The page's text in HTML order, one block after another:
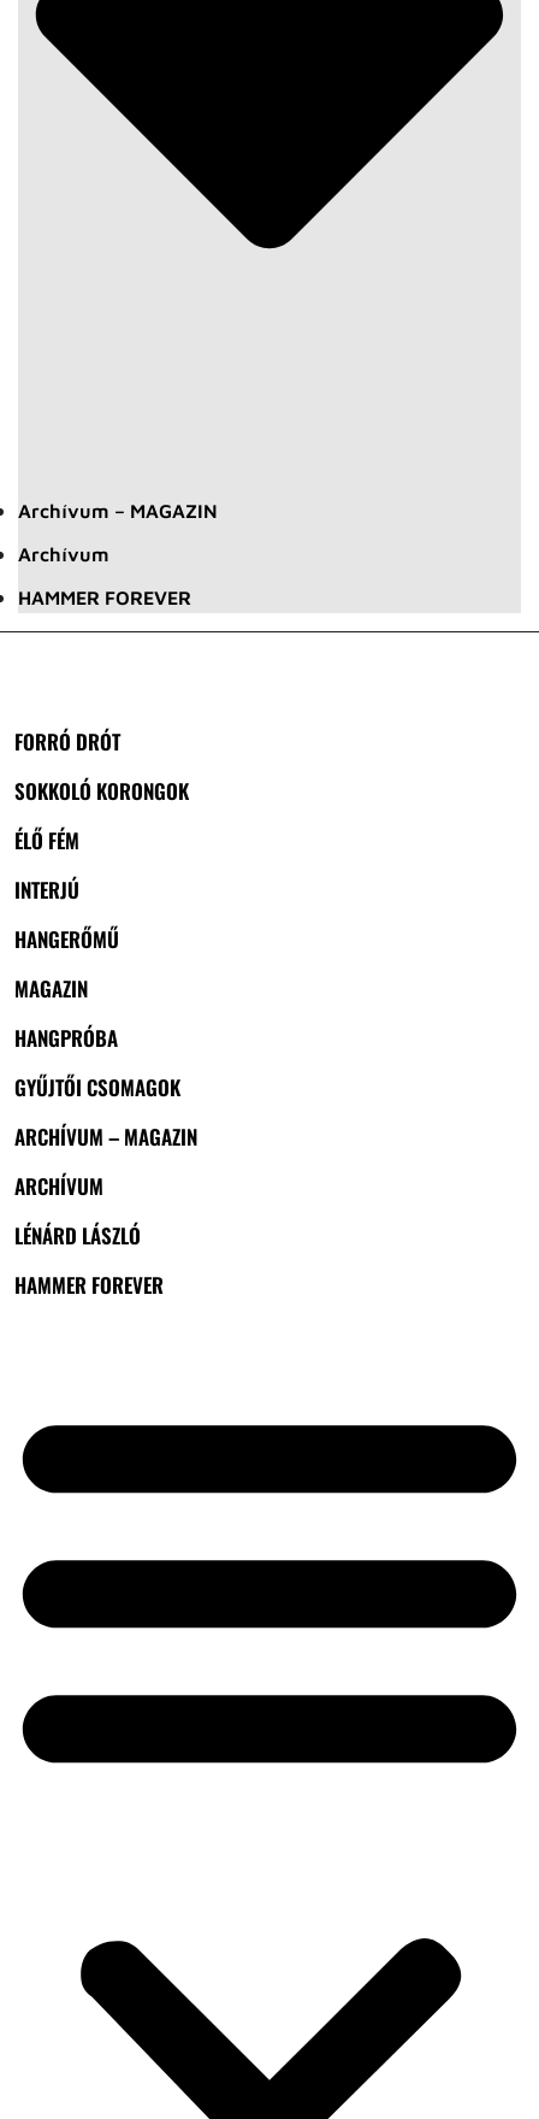
Archívum – MAGAZIN
Archívum
HAMMER FOREVER
FORRÓ DRÓT
SOKKOLÓ KORONGOK
ÉLŐ FÉM
INTERJÚ
HANGERŐMŰ
MAGAZIN
HANGPRÓBA
GYŰJTŐI CSOMAGOK
ARCHÍVUM – MAGAZIN
ARCHÍVUM
LÉNÁRD LÁSZLÓ
HAMMER FOREVER